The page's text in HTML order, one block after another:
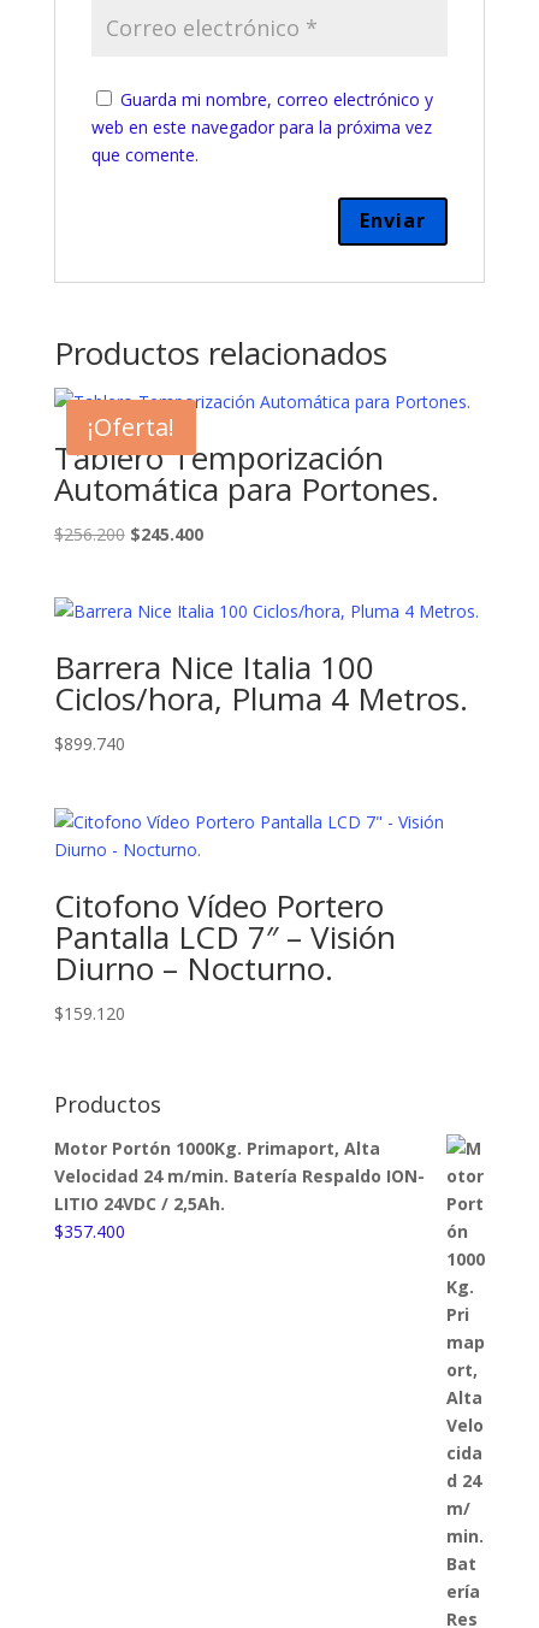
Guarda mi nombre, correo electrónico y
web en este navegador para la próxima vez
que comente.
Productos relacionados
¡Oferta!
Tablero Temporización
Automática para Portones.
$256.200 El
era:
$245.400El
es:
Barrera Nice Italia 100
Ciclos/hora, Pluma 4 Metros.
$899.740
Citofono Vídeo Portero
Pantalla LCD 7″ – Visión
Diurno – Nocturno.
$159.120
Productos
Motor Portón 1000Kg. Primaport, Alta
Velocidad 24 m/min. Batería Respaldo ION-
LITIO 24VDC / 2,5Ah.
$357.400